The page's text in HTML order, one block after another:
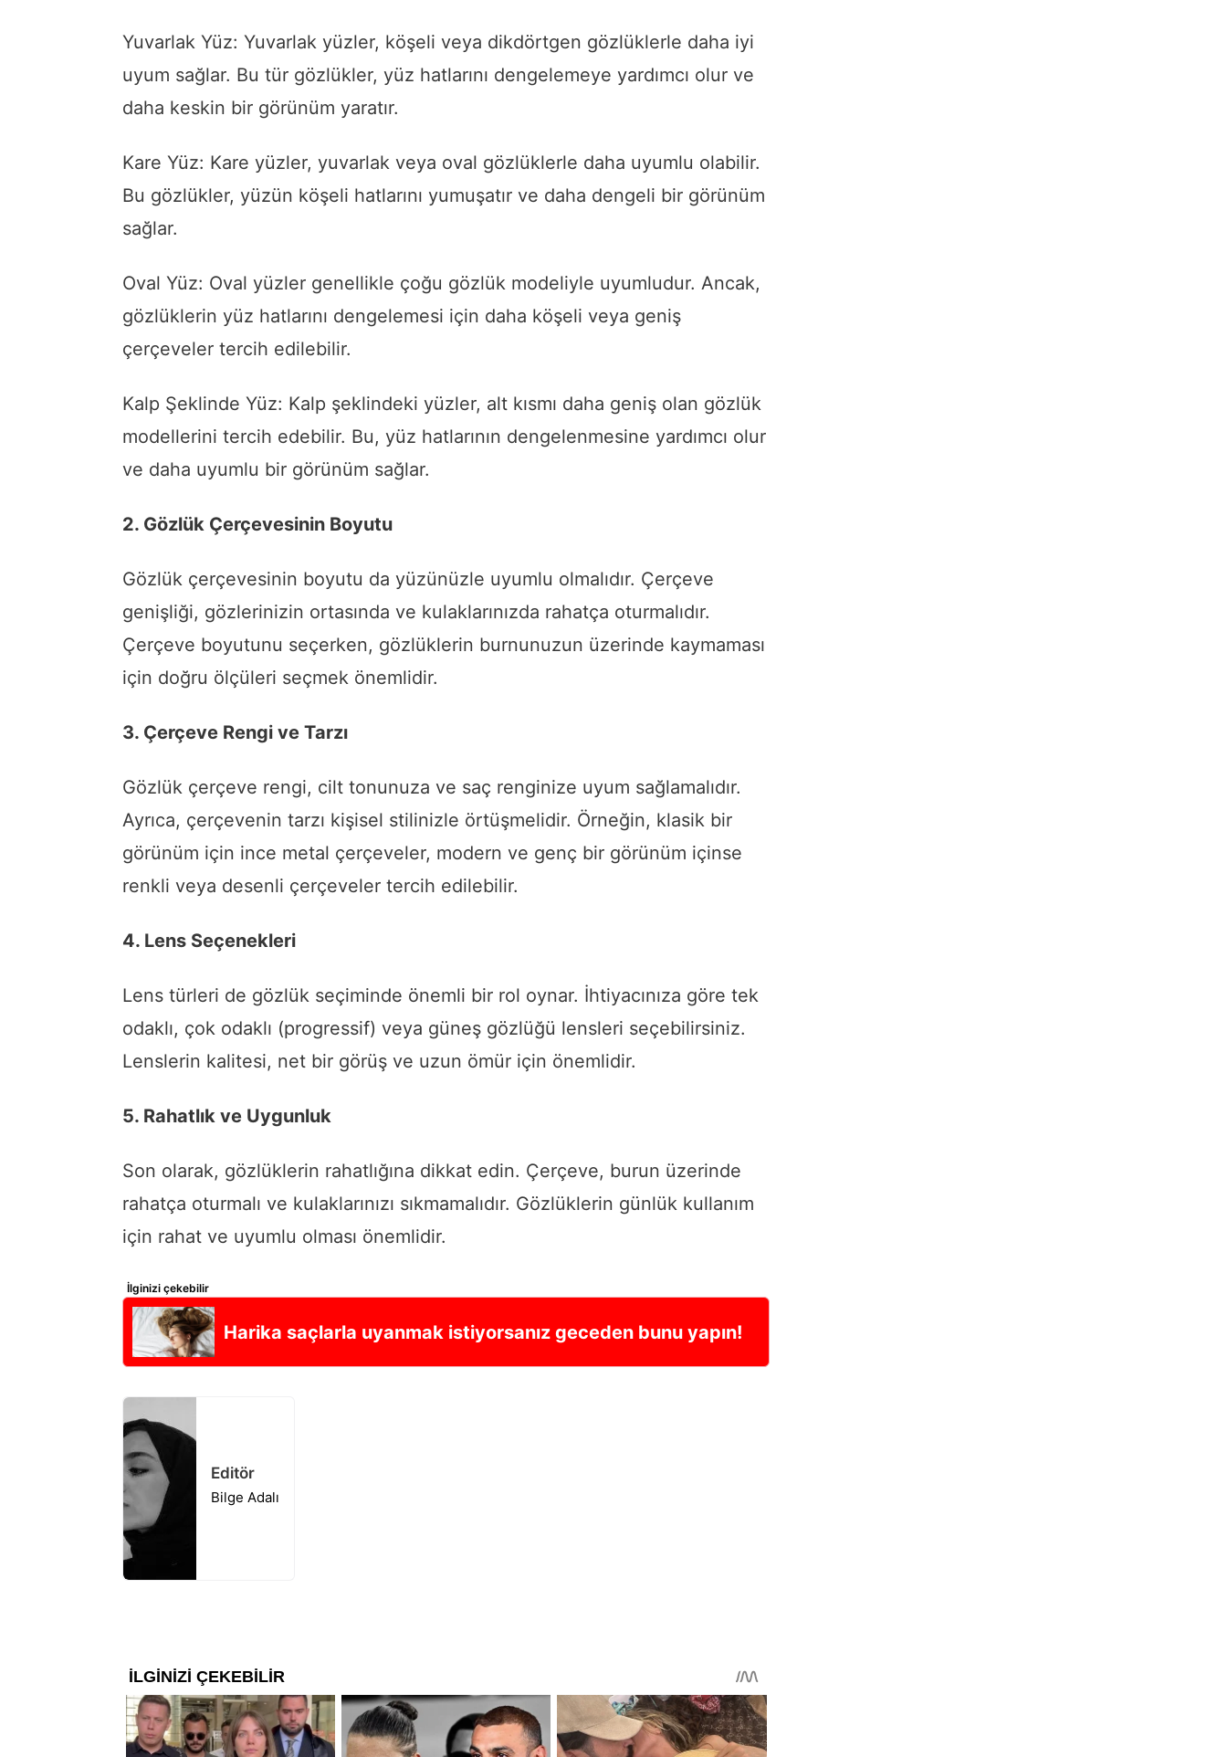
Yuvarlak Yüz: Yuvarlak yüzler, köşeli veya dikdörtgen gözlüklerle daha iyi
uyum sağlar. Bu tür gözlükler, yüz hatlarını dengelemeye yardımcı olur ve
daha keskin bir görünüm yaratır.
Kare Yüz: Kare yüzler, yuvarlak veya oval gözlüklerle daha uyumlu olabilir.
Bu gözlükler, yüzün köşeli hatlarını yumuşatır ve daha dengeli bir görünüm
sağlar.
Oval Yüz: Oval yüzler genellikle çoğu gözlük modeliyle uyumludur. Ancak,
gözlüklerin yüz hatlarını dengelemesi için daha köşeli veya geniş
çerçeveler tercih edilebilir.
Kalp Şeklinde Yüz: Kalp şeklindeki yüzler, alt kısmı daha geniş olan gözlük
modellerini tercih edebilir. Bu, yüz hatlarının dengelenmesine yardımcı olur
ve daha uyumlu bir görünüm sağlar.
2. Gözlük Çerçevesinin Boyutu
Gözlük çerçevesinin boyutu da yüzünüzle uyumlu olmalıdır. Çerçeve
genişliği, gözlerinizin ortasında ve kulaklarınızda rahatça oturmalıdır.
Çerçeve boyutunu seçerken, gözlüklerin burnunuzun üzerinde kaymaması
için doğru ölçüleri seçmek önemlidir.
3. Çerçeve Rengi ve Tarzı
Gözlük çerçeve rengi, cilt tonunuza ve saç renginize uyum sağlamalıdır.
Ayrıca, çerçevenin tarzı kişisel stilinizle örtüşmelidir. Örneğin, klasik bir
görünüm için ince metal çerçeveler, modern ve genç bir görünüm içinse
renkli veya desenli çerçeveler tercih edilebilir.
4. Lens Seçenekleri
Lens türleri de gözlük seçiminde önemli bir rol oynar. İhtiyacınıza göre tek
odaklı, çok odaklı (progressif) veya güneş gözlüğü lensleri seçebilirsiniz.
Lenslerin kalitesi, net bir görüş ve uzun ömür için önemlidir.
5. Rahatlık ve Uygunluk
Son olarak, gözlüklerin rahatlığına dikkat edin. Çerçeve, burun üzerinde
rahatça oturmalı ve kulaklarınızı sıkmamalıdır. Gözlüklerin günlük kullanım
için rahat ve uyumlu olması önemlidir.
İlginizi çekebilir
Harika saçlarla uyanmak istiyorsanız geceden bunu yapın!
Editör
Bilge Adalı